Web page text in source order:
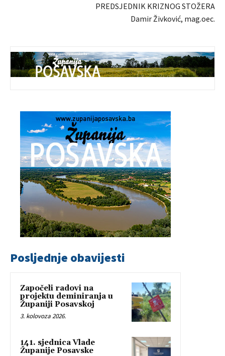
PREDSJEDNIK KRIZNOG STOŽERA
Damir Živković, mag.oec.
Posljednje obavijesti
Započeli radovi na
projektu deminiranja u
Županiji Posavskoj
3. kolovoza 2026.
141. sjednica Vlade
Županije Posavske